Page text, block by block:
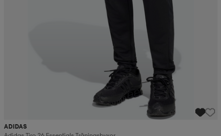
ADIDAS